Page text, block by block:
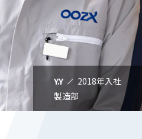
Y.Y
2018年入社
製造部